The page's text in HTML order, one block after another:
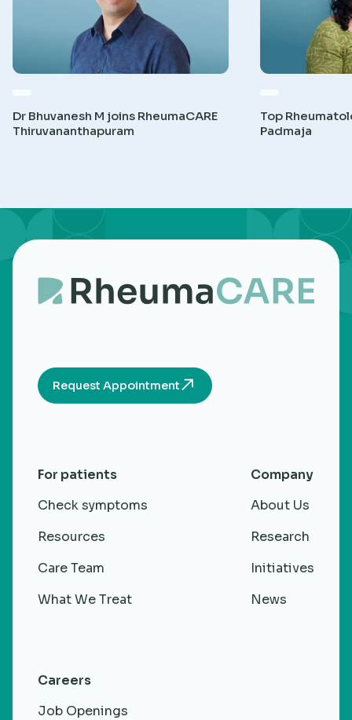
Dr Bhuvanesh M joins RheumaCARE
Thiruvananthapuram
Top
Padmaja
Request Appointment
For patients
Check symptoms
Resources
Care Team
What We Treat
Company
About Us
Research
Initiatives
News
Careers
Job Openings